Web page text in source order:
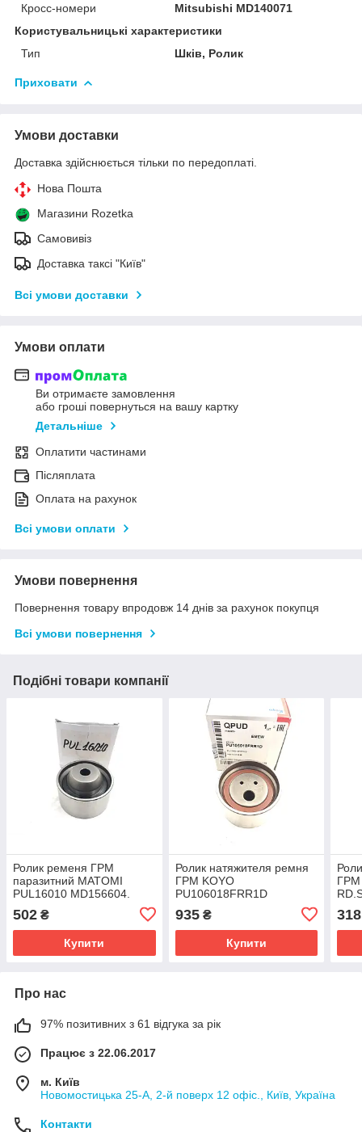
Кросс-номери
Mitsubishi MD140071
Користувальницькі характеристики
Тип
Шків, Ролик
Приховати
Умови доставки
Доставка здійснюється тільки по передоплаті.
Нова Пошта
Магазини Rozetka
Самовивіз
Доставка таксі "Київ"
Всі умови доставки
Умови оплати
Ви отримаєте замовлення
або гроші повернуться на вашу картку
Детальніше
Оплатити частинами
Післяплата
Оплата на рахунок
Всі умови оплати
Умови повернення
Повернення товару впродовж 14 днів за рахунок покупця
Всі умови повернення
Подібні товари компанії
Ролик ременя ГРМ
паразитний MATOMI
PUL16010 MD156604.
502 ₴
Купити
Ролик натяжителя ремня
ГРМ KOYO
PU106018FRR1D
935₴
Купити
ГРМ
318
Про нас
97% позитивних з 61 відгука за рік
Працює з 22.06.2017
м. Київ
Новомостицька 25-А, 2-й поверх 12 офіс., Київ, Україна
Контакти